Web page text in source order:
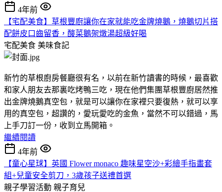
4年前
【宅配美食】草根豐廚讓你在家就能吃金牌燒鵝，燒鵝切片搭
配餅皮口齒留香，酸菜鵝架燉湯超級好喝
宅配美食 美味食記
新竹的草根廚房餐廳很有名，以前在新竹讀書的時候，最喜歡
和家人朋友去那裏吃烤鴨三吃，現在他們集團草根豐廚居然推
出金牌燒鵝真空包，就是可以讓你在家裡只要復熱，就可以享
用的真空包，超讚的，愛玩愛吃的金魚，當然不可以錯過，馬
上手刀訂一份，收到立馬開箱。
繼續閱讀
4年前
【童心星球】英國 Flower monaco 趣味星空沙+彩繪手指畫套
組+兒童安全剪刀，3歲孩子送禮首選
親子學習活動 親子育兒